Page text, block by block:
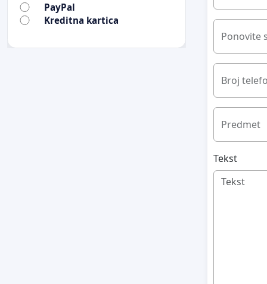
Ponovite
Broj
Predmet
Tekst
PayPal
Kreditna kartica